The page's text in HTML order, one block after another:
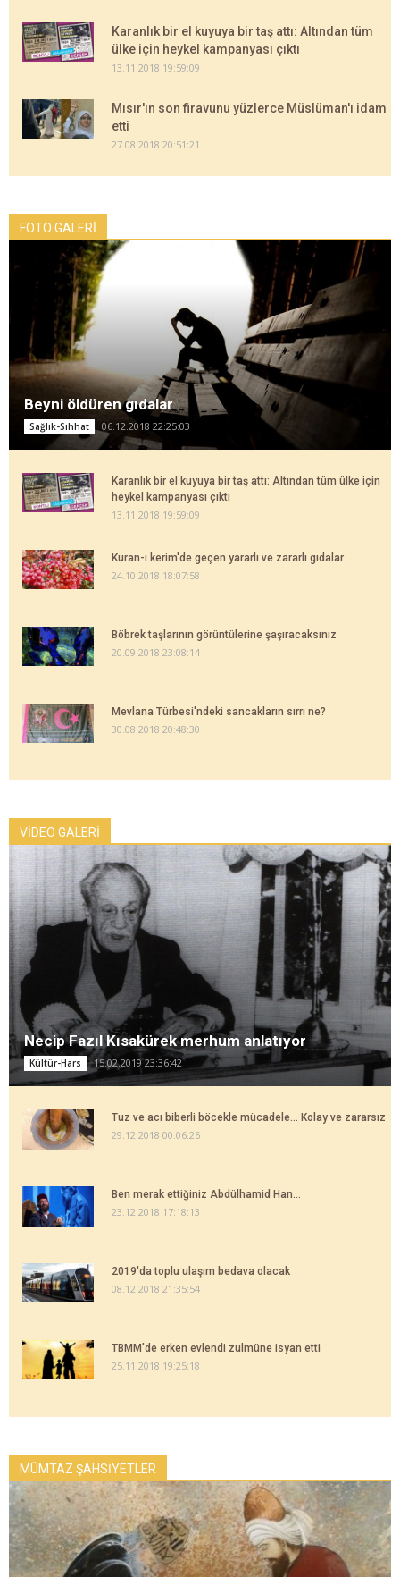
Karanlık bir el kuyuya bir taş attı: Altından tüm
ülke için heykel kampanyası çıktı
13.11.2018 19:59:09
Mısır'ın son firavunu yüzlerce Müslüman'ı idam
etti
27.08.2018 20:51:21
FOTO GALERİ
Beyni öldüren gıdalar
Sağlık-Sıhhat 06.12.2018 22:25:03
Karanlık bir el kuyuya bir taş attı: Altından tüm ülke için
heykel kampanyası çıktı
13.11.2018 19:59:09
Kuran-ı kerim'de geçen yararlı ve zararlı gıdalar
24.10.2018 18:07:58
Böbrek taşlarının görüntülerine şaşıracaksınız
20.09.2018 23:08:14
Mevlana Türbesi'ndeki sancakların sırrı ne?
30.08.2018 20:48:30
VİDEO GALERİ
Necip Fazıl Kısakürek merhum anlatıyor
Kültür-Hars 15.02.2019 23:36:42
Tuz ve acı biberli böcekle mücadele... Kolay ve zararsız
29.12.2018 00:06:26
Ben merak ettiğiniz Abdülhamid Han...
23.12.2018 17:18:13
2019'da toplu ulaşım bedava olacak
08.12.2018 21:35:54
TBMM'de erken evlendi zulmüne isyan etti
25.11.2018 19:25:18
MÜMTAZ ŞAHSİYETLER